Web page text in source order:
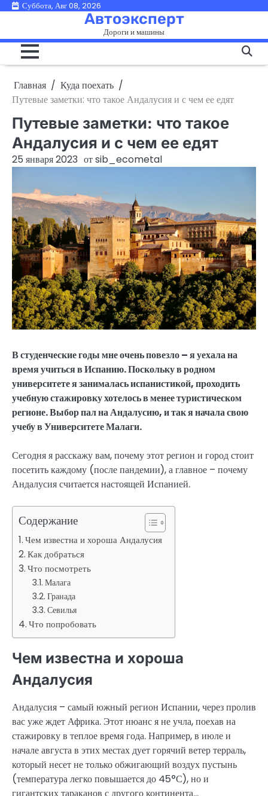
ПерейтиСуббота, Авг 08, 2026
Автоэксперт
Дороги и машины
Главная
Куда поехать
Путевые заметки: что такое Андалусия и с чем ее едят
Путевые заметки: что такое
Андалусия и с чем ее едят
25 января 2023 отsib_ecometal
В студенческие годы мне очень повезло – я уехала на
время учиться в Испанию. Поскольку в родном
университете я занималась испанистикой, проходить
учебную стажировку хотелось в менее туристическом
регионе. Выбор пал на Андалусию, и так я начала свою
учебу в Университете Малаги.
Сегодня я расскажу вам, почему этот регион и город стоит
посетить каждому (после пандемии), а главное – почему
Андалусия считается настоящей Испанией.
Содержание
Чем известна и хороша Андалусия
Как добраться
Что посмотреть
Малага
Гранада
Севилья
Что попробовать
Чем известна и хороша
Андалусия
Андалусия – самый южный регион Испании, через пролив
вас уже ждет Африка. Этот нюанс я не учла, поехав на
стажировку в теплое время года. Например, в июле и
начале августа в этих местах дует горячий ветер терраль,
который несет не только обжигающий воздух пустынь
(температура легко повышается до 45°С), но и